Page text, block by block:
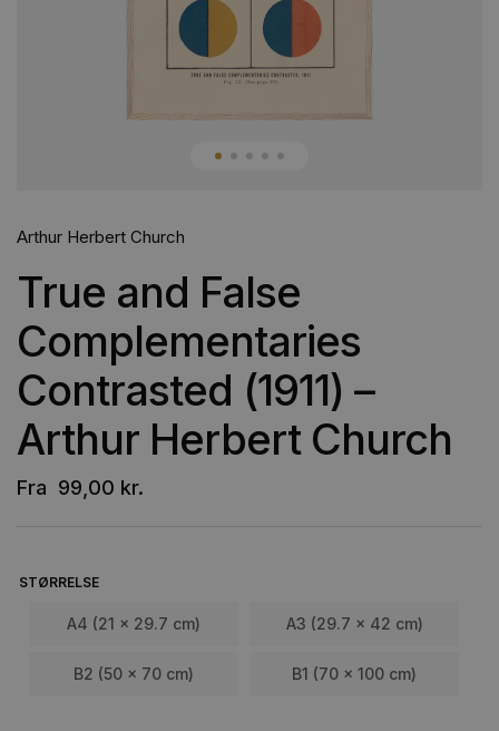
Arthur Herbert Church
True and False
Complementaries
Contrasted (1911) –
Arthur Herbert Church
Fra 99,00 kr.
STØRRELSE
A4 (21 x 29.7 cm) A3 (29.7 x 42 cm)
B2 (50 x 70 cm) B1 (70 x 100 cm)